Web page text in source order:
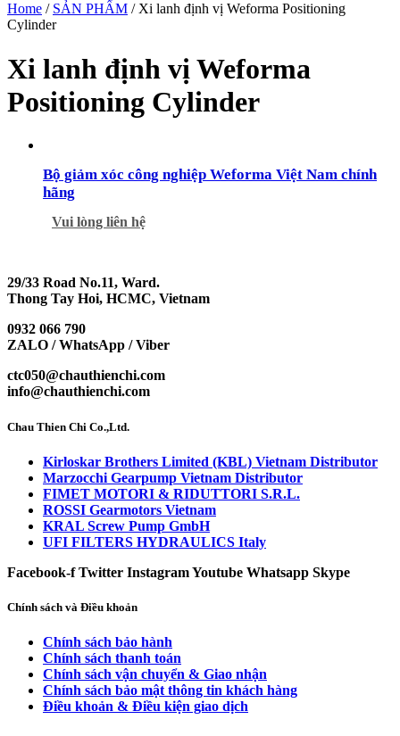
Home / SẢN PHẨM / Xi lanh định vị Weforma Positioning
Cylinder
Xi lanh định vị Weforma
Positioning Cylinder
Bộ giảm xóc công nghiệp Weforma Việt Nam chính
hãng
Vui lòng liên hệ
29/33 Road No.11, Ward.
Thong Tay Hoi, HCMC, Vietnam
0932 066 790
ZALO / WhatsApp / Viber
ctc050@chauthienchi.com
info@chauthienchi.com
Chau Thien Chi Co.,Ltd.
Kirloskar Brothers Limited (KBL) Vietnam Distributor
Marzocchi Gearpump Vietnam Distributor
FIMET MOTORI & RIDUTTORI S.R.L.
ROSSI Gearmotors Vietnam
KRAL Screw Pump GmbH
UFI FILTERS HYDRAULICS Italy
Facebook-f Twitter InstagramYoutube Whatsapp Skype
Chính sách và Điều khoản
Chính sách bảo hành
Chính sách thanh toán
Chính sách vận chuyển & Giao nhận
Chính sách bảo mật thông tin khách hàng
Điều khoản & Điều kiện giao dịch